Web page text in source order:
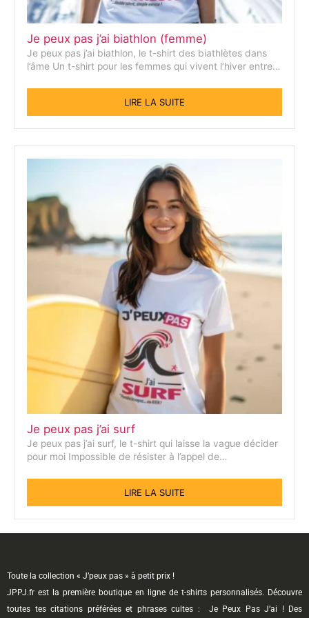
Je peux pas j’ai biathlon (femme)
Je peux pas j’ai biathlon, le t-shirt des biathlètes dans
l’âme Un t-shirt pour les femmes qui vivent l’hiver entre…
LIRE LA SUITE
Je peux pas j’ai surf
Je peux pas j’ai surf, le t-shirt qui laisse la vague décider
pour moi Impossible de résister à l’appel de…
LIRE LA SUITE
Toute la collection « J’peux pas » à petit prix !
JPPJ.fr est la première boutique en ligne de t-shirts personnalisés. Découvre
toutes tes citations préférées et phrases cultes : Je Peux Pas J’ai ! Des